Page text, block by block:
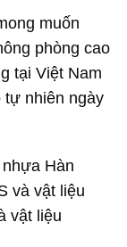
muốn
phòng cao
tại Việt Nam
tự nhiên ngày
Hàn
và vật liệu
vật liệu